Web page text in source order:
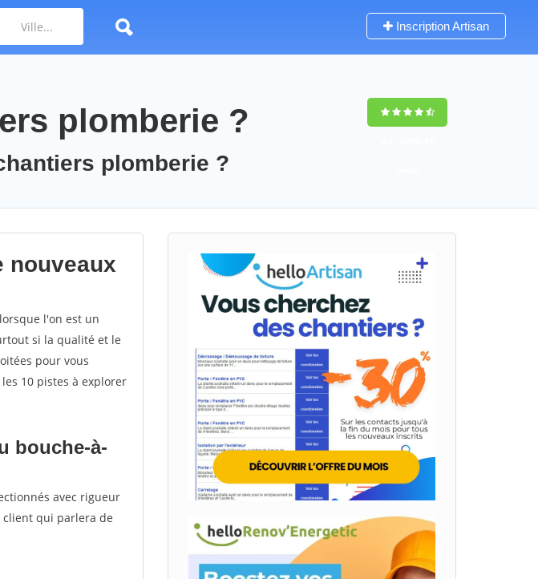
Inscription Artisan
plomberie ?
plomberie ?
nouveaux
l'on est un
si la qualité et le
pour vous
10 pistes à explorer
bouche-à-
avec rigueur
qui parlera de